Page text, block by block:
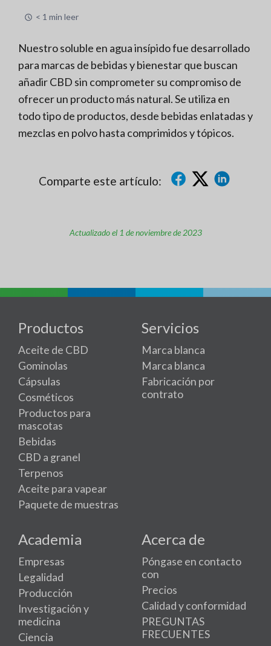
< 1 min leer
Nuestro soluble en agua insípido fue desarrollado
para marcas de bebidas y bienestar que buscan
añadir CBD sin comprometer su compromiso de
ofrecer un producto más natural. Se utiliza en
todo tipo de productos, desde bebidas enlatadas y
mezclas en polvo hasta comprimidos y tópicos.
Comparte este artículo:
Actualizado el 1 de noviembre de 2023
Productos
Aceite de CBD
Gominolas
Cápsulas
Cosméticos
Productos para
mascotas
Bebidas
CBD a granel
Terpenos
Aceite para vapear
Paquete de muestras
Servicios
Marca blanca
Marca blanca
Fabricación por
contrato
Academia
Empresas
Legalidad
Producción
Investigación y
medicina
Ciencia
Acerca de
Póngase en contacto
con
Precios
Calidad y conformidad
PREGUNTAS
FRECUENTES